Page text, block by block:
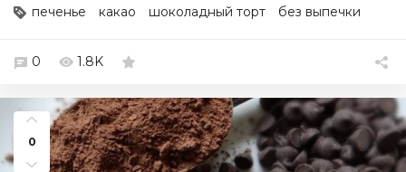
печенье какао шоколадный торт без выпечки
0 1.8K
0